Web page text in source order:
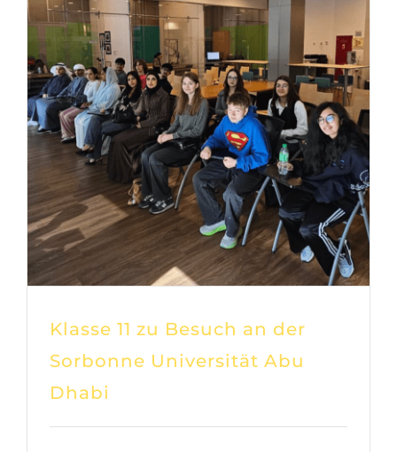
Klasse 11 zu Besuch an der
Sorbonne Universität Abu
Dhabi